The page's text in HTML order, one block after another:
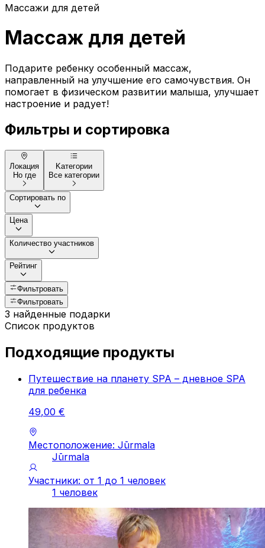
Массажи для детей
Mассаж для детей
Подарите ребенку особенный массаж,
направленный на улучшение его самочувствия. Он
помогает в физическом развитии малыша, улучшает
настроение и радует!
Фильтры и сортировка
Локация
Но где
Kатегории
Все категории
Сортировать по
Цена
Количество участников
Рейтинг
Фильтровать
Фильтровать
3 найденные подарки
Список продуктов
Подходящие продукты
Путешествие на планету SPA – дневное SPA
для ребенка
49,00 €
Местоположение: Jūrmala
Jūrmala
Участники: от 1 до 1 человек
1 человек